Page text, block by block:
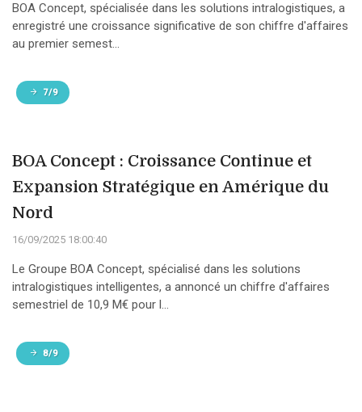
BOA Concept, spécialisée dans les solutions intralogistiques, a
enregistré une croissance significative de son chiffre d'affaires
au premier semest...
7/9
BOA Concept : Croissance Continue et
Expansion Stratégique en Amérique du
Nord
16/09/2025 18:00:40
Le Groupe BOA Concept, spécialisé dans les solutions
intralogistiques intelligentes, a annoncé un chiffre d'affaires
semestriel de 10,9 M€ pour l...
8/9